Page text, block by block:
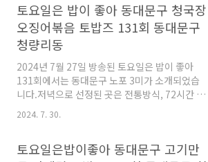
잠자리에 들었..
충북체육고등학교를 졸업했어요. 사격을 할 때
굉장히 시크한 모습이 매력적인 선수인데요. 킬
러같아 보이기도 한다는 반응이 많았는데요.앙증
맞은 귀여운 코끼리 인형이 킬포입니다. (딸이 준
게 아닐까라는 추측이 많습니다.) 하지만 인터뷰
에서는 위 사진처럼 눈썹을 자유자재로 움직이며
익살스러운 모습을 보여주는 반전 매력이 있는
1992년 9월 4일 생으로, 만 31살입니다.키는
토요일은 밥이 좋아 동대문구 청국장
오징어볶음 토밥즈 131회 동대문구
청량리동
2024년 7월 27일 방송된 토요일은 밥이 좋아
131회에서는 동대문구 노포 3미가 소개되었습
니다.저녁으로 선정된 곳은 전통방식, 72시간 자
연 발효 청국장을 사용하는 청국장집이었는데요.
토밥즈 멤버들은 이곳에서 청국장과 제육볶음과
대문구 청량리동의 청국장집은 어디인지 정보를
2024. 7. 30.
토요일은밥이좋아 동대문구 고기만